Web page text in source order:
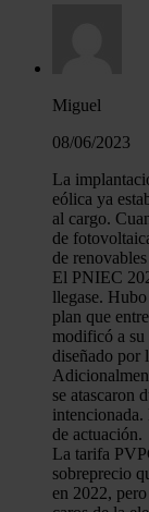
Miguel
08/06/2023
La
eólica ya
al cargo.
de
de
El PNIEC
llegase.
plan que
modificó a su
diseñado por
se atascaron
intencionada.
de actuación.
La tarifa
sobreprecio
en 2022,